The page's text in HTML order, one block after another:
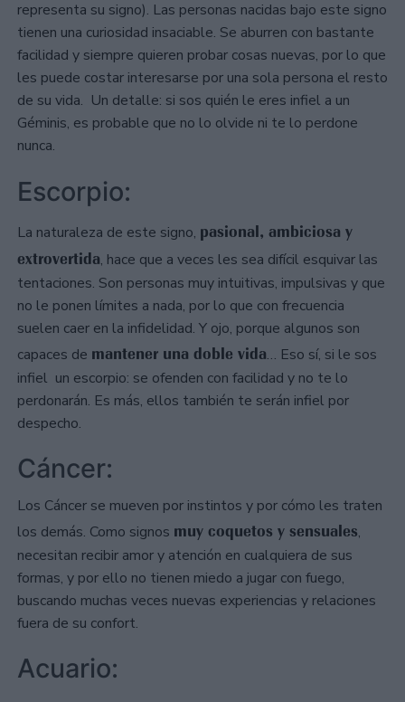
representa su signo). Las personas nacidas bajo este signo
tienen una curiosidad insaciable. Se aburren con bastante
facilidad y siempre quieren probar cosas nuevas, por lo que
les puede costar interesarse por una sola persona el resto
de su vida. Un detalle: si sos quién le eres infiel a un
Géminis, es probable que no lo olvide ni te lo perdone
nunca.
Escorpio:
La naturaleza de este signo, pasional, ambiciosa y
extrovertida, hace que a veces les sea difícil esquivar las
tentaciones. Son personas muy intuitivas, impulsivas y que
no le ponen límites a nada, por lo que con frecuencia
suelen caer en la infidelidad. Y ojo, porque algunos son
capaces de mantener una doble vida… Eso sí, si le sos
infiel un escorpio: se ofenden con facilidad y no te lo
perdonarán. Es más, ellos también te serán infiel por
despecho.
Cáncer:
Los Cáncer se mueven por instintos y por cómo les traten
los demás. Como signos muy coquetos y sensuales,
necesitan recibir amor y atención en cualquiera de sus
formas, y por ello no tienen miedo a jugar con fuego,
buscando muchas veces nuevas experiencias y relaciones
fuera de su confort.
Acuario: